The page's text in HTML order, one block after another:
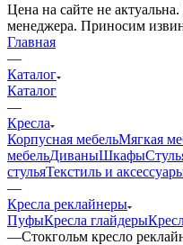
Цена на сайте не
менеджера. Приносим
Главная
—
Каталог
Каталог
—
Кресла
Корпусная мебельМягкая
мебельДиваныШкафы
стульяТекстиль и
—
Кресла реклайнеры
ПуфыКресла глайдеры
—Стокгольм кресло